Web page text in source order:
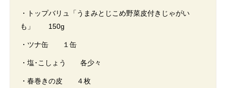
・トップバリュ「うまみとじこめ野菜皮付きじゃがい
も」 150g
・ツナ缶 １缶
・塩･こしょう 各少々
・春巻きの皮 ４枚